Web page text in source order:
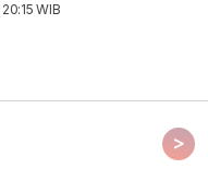
20:15 WIB
>